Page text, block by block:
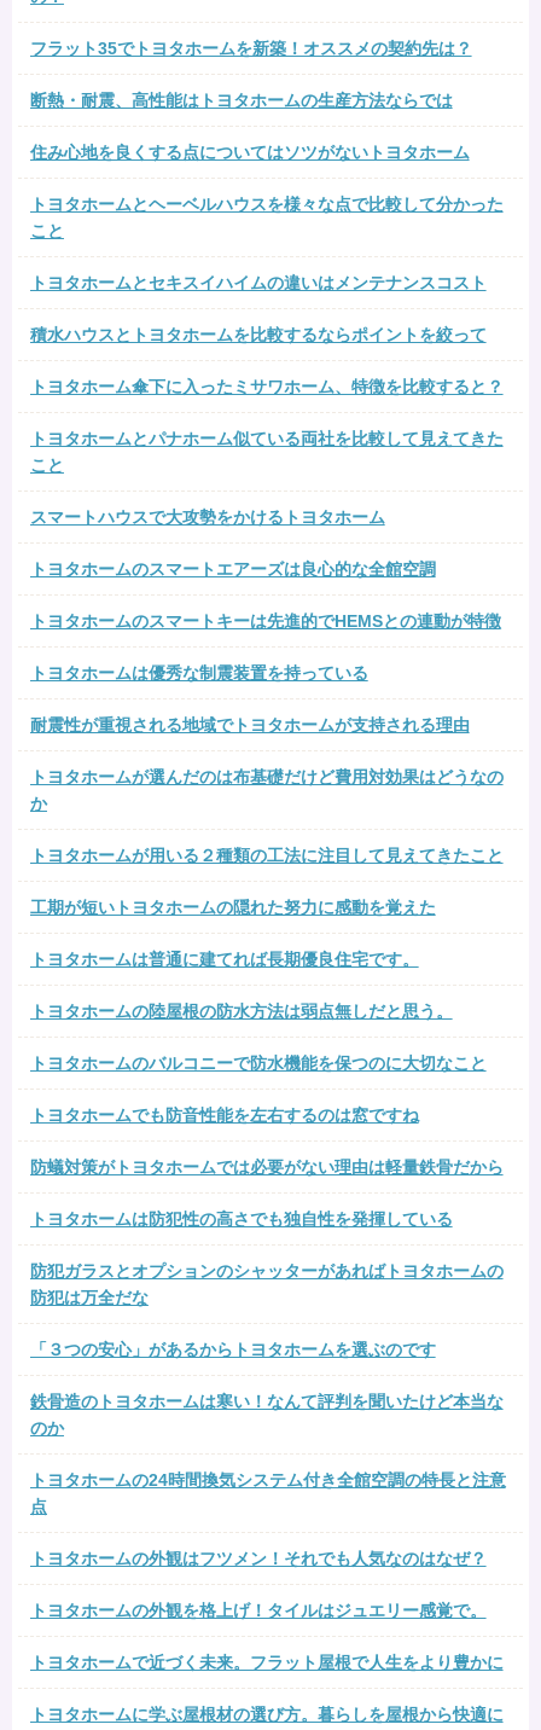
フラット35でトヨタホームを新築！オススメの契約先は？
断熱・耐震、高性能はトヨタホームの生産方法ならでは
住み心地を良くする点についてはソツがないトヨタホーム
トヨタホームとヘーベルハウスを様々な点で比較して分かった
こと
トヨタホームとセキスイハイムの違いはメンテナンスコスト
積水ハウスとトヨタホームを比較するならポイントを絞って
トヨタホーム傘下に入ったミサワホーム、特徴を比較すると？
トヨタホームとパナホーム似ている両社を比較して見えてきた
こと
スマートハウスで大攻勢をかけるトヨタホーム
トヨタホームのスマートエアーズは良心的な全館空調
トヨタホームのスマートキーは先進的でHEMSとの連動が特徴
トヨタホームは優秀な制震装置を持っている
耐震性が重視される地域でトヨタホームが支持される理由
トヨタホームが選んだのは布基礎だけど費用対効果はどうなの
か
トヨタホームが用いる２種類の工法に注目して見えてきたこと
工期が短いトヨタホームの隠れた努力に感動を覚えた
トヨタホームは普通に建てれば長期優良住宅です。
トヨタホームの陸屋根の防水方法は弱点無しだと思う。
トヨタホームのバルコニーで防水機能を保つのに大切なこと
トヨタホームでも防音性能を左右するのは窓ですね
防蟻対策がトヨタホームでは必要がない理由は軽量鉄骨だから
トヨタホームは防犯性の高さでも独自性を発揮している
防犯ガラスとオプションのシャッターがあればトヨタホームの
防犯は万全だな
「３つの安心」があるからトヨタホームを選ぶのです
鉄骨造のトヨタホームは寒い！なんて評判を聞いたけど本当な
のか
トヨタホームの24時間換気システム付き全館空調の特長と注意
点
トヨタホームの外観はフツメン！それでも人気なのはなぜ？
トヨタホームの外観を格上げ！タイルはジュエリー感覚で。
トヨタホームで近づく未来。フラット屋根で人生をより豊かに
トヨタホームに学ぶ屋根材の選び方。暮らしを屋根から快適に